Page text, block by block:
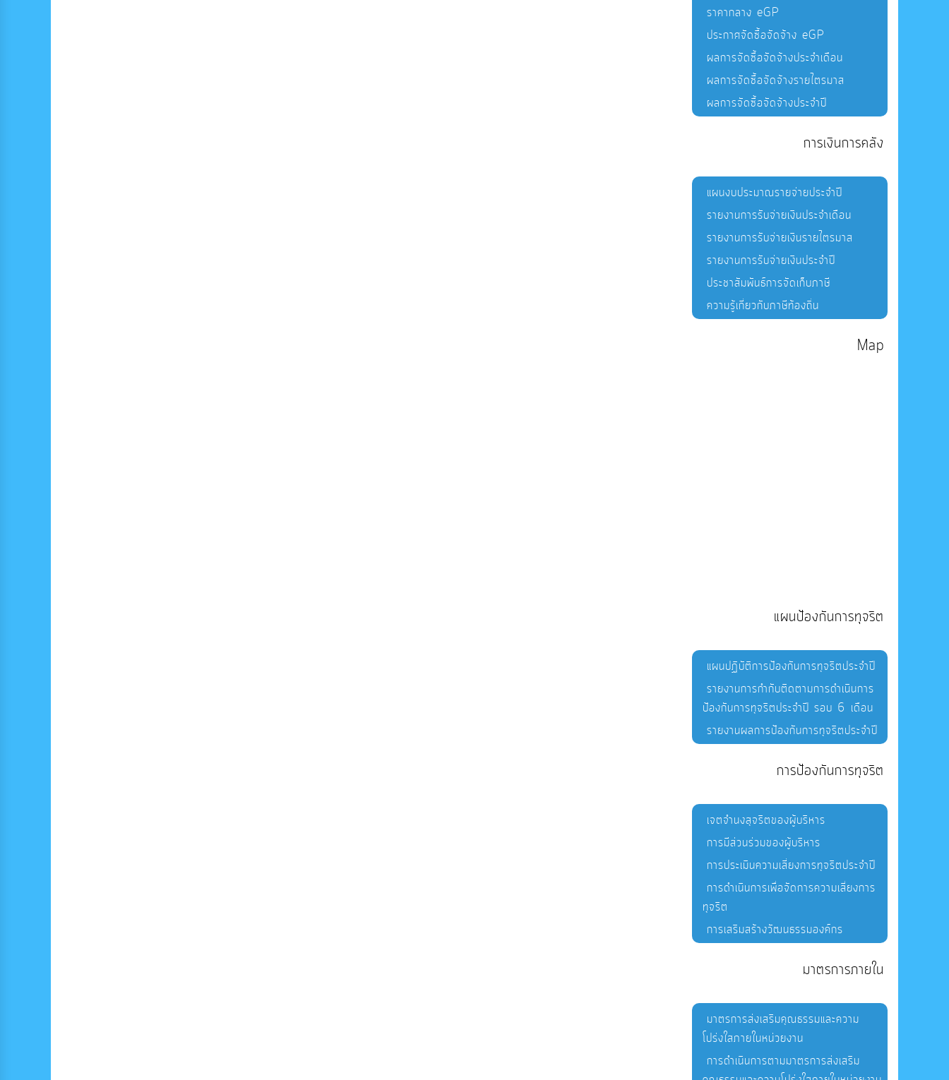
ราคากลาง eGP
ประกาศจัดซื้อจัดจ้าง eGP
ผลการจัดซื้อจัดจ้างประจำเดือน
ผลการจัดซื้อจัดจ้างรายไตรมาส
ผลการจัดซื้อจัดจ้างประจำปี
การเงินการคลัง
แผนงบประมาณรายจ่ายประจำปี
รายงานการรับจ่ายเงินประจำเดือน
รายงานการรับจ่ายเงินรายไตรมาส
รายงานการรับจ่ายเงินประจำปี
ประชาสัมพันธ์การจัดเก็บภาษี
ความรู้เกี่ยวกับภาษีท้องถิ่น
Map
แผนป้องกันการทุจริต
แผนปฏิบัติการป้องกันการทุจริตประจำปี
รายงานการกำกับติดตามการดำเนินการ
ป้องกันการทุจริตประจำปี รอบ 6 เดือน
รายงานผลการป้องกันการทุจริตประจำปี
การป้องกันการทุจริต
เจตจำนงสุจริตของผู้บริหาร
การมีส่วนร่วมของผู้บริหาร
การประเมินความเสี่ยงการทุจริตประจำปี
การดำเนินการเพื่อจัดการความเสี่ยงการ
ทุจริต
การเสริมสร้างวัฒนธรรมองค์กร
มาตรการภายใน
มาตรการส่งเสริมคุณธรรมและความ
โปร่งใสภายในหน่วยงาน
การดำเนินการตามมาตรการส่งเสริม